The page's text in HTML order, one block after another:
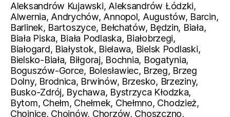
Aleksandrów Kujawski, Aleksandrów Łódzki,
Alwernia, Andrychów, Annopol, Augustów, Barcin,
Barlinek, Bartoszyce, Bełchatów, Będzin, Biała,
Biała Piska, Biała Podlaska, Białobrzegi,
Białogard, Białystok, Bielawa, Bielsk Podlaski,
Bielsko-Biała, Biłgoraj, Bochnia, Bogatynia,
Boguszów-Gorce, Bolesławiec, Brzeg, Brzeg
Dolny, Brodnica, Brwinów, Brzesko, Brzeziny,
Busko-Zdrój, Bychawa, Bystrzyca Kłodzka,
Bytom, Chełm, Chełmek, Chełmno, Chodzież,
Chojnice, Chojnów, Chorzów, Choszczno,